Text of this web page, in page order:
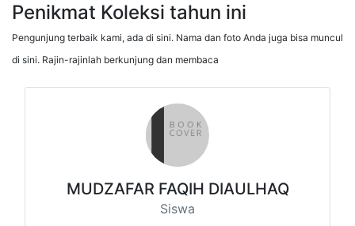
Penikmat Koleksi tahun ini
Pengunjung terbaik kami, ada di sini. Nama dan foto Anda juga bisa muncul
di sini. Rajin-rajinlah berkunjung dan membaca
MUDZAFAR FAQIH DIAULHAQ
Siswa